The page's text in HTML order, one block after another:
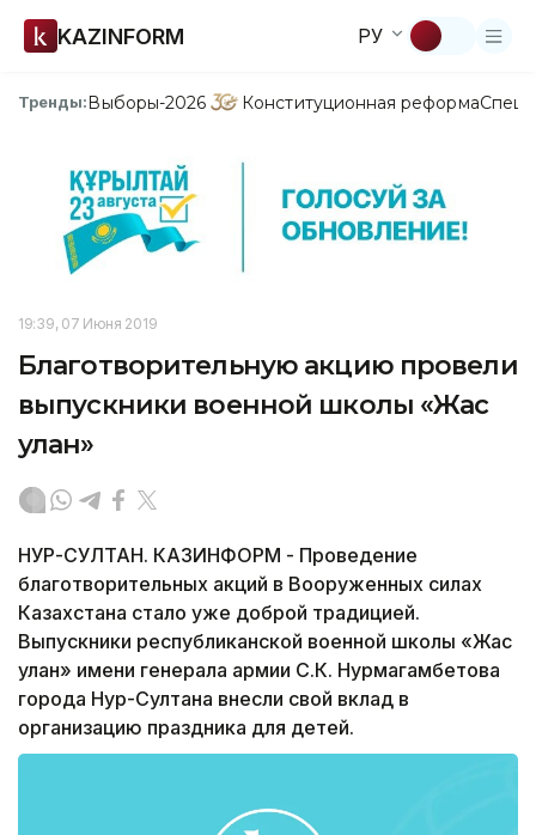
KAZINFORM РУ
Тренды:Выборы-2026 Конституционная реформа
19:39, 07 Июня 2019
Благотворительную акцию провели
выпускники военной школы «Жас
улан»
НУР-СУЛТАН. КАЗИНФОРМ - Проведение
благотворительных акций в Вооруженных силах
Казахстана стало уже доброй традицией.
Выпускники республиканской военной школы «Жас
улан» имени генерала армии С.К. Нурмагамбетова
города Нур-Султана внесли свой вклад в
организацию праздника для детей.